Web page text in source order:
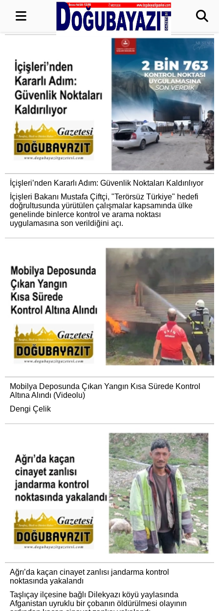
İçişleri’nden Kararlı Adım: Güvenlik Noktaları Kaldırılıyor
İçişleri Bakanı Mustafa Çiftçi, "Terörsüz Türkiye" hedefi
doğrultusunda yürütülen çalışmalar kapsamında ülke
genelinde binlerce kontrol ve arama noktası
uygulamasına son verildiğini açı.
Mobilya Deposunda Çıkan Yangın Kısa Sürede Kontrol
Altına Alındı (Videolu)
Dengi Çelik
Ağrı’da kaçan cinayet zanlısı jandarma kontrol
noktasında yakalandı
Taşlıçay ilçesine bağlı Dilekyazı köyü yaylasında
Afganistan uyruklu bir çobanın öldürülmesi olayının